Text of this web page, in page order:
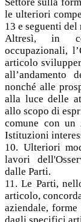
le ulteriori
13 e seguenti
Altresì, in
occupazionali,
articolo
all’andamento
nonché alle
alla luce delle
allo scopo di
comune con un
Istituzioni
10. Ulteriori
lavori
dalle Parti.
11. Le Parti,
articolo,
aziendale,
dagli specifici